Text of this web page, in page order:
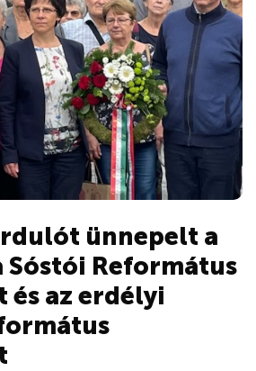
ünnepelt a
Sóstói Református
és az erdélyi